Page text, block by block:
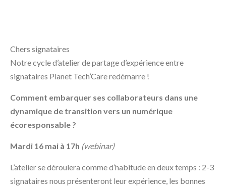
Chers signataires
Notre cycle d’atelier de partage d’expérience entre
signataires Planet Tech’Care redémarre !
Comment embarquer ses collaborateurs dans une
dynamique de transition vers un numérique
écoresponsable ?
Mardi 16 mai à 17h (webinar)
L’atelier se déroulera comme d’habitude en deux temps : 2-3
signataires nous présenteront leur expérience, les bonnes